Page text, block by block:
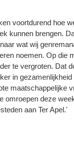
voortdurend hoe
kunnen brengen.
wat wij
noemen. Op die
te vergroten. Dat
in gezamenlijkheid
maatschappelijke
omroepen deze
aan Ter Apel.'